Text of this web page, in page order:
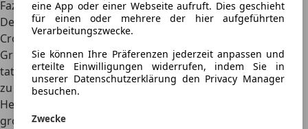
eine App oder einer Webseite aufruft. Dies geschieht
für einen oder mehrere der hier aufgeführten
Verarbeitungszwecke.
Sie können Ihre Präferenzen jederzeit anpassen und
erteilte Einwilligungen widerrufen, indem Sie in
unserer Datenschutzerklärung den Privacy Manager
besuchen.
Zwecke
Fazit
Der Subaru XV ist die ehrliche Haut unter den kompakten
Crossovern. Er trägt seine Schminke nicht aus modischen
Gründen, sondern um das Blechkleid über dem
tatkräftigen Allradantrieb vor Ästen, Schmutz und Geröll
zu schützen. Die e-Boxer-Technologie ist vor allem der
Herabsetzung von CO2-Emissionszielen dienlich. Einen
großen Verbrauchsvorteil im Alltag spürt man nicht.